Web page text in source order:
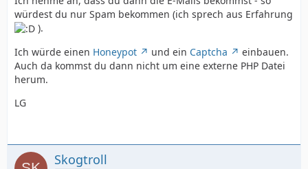
würdest du nur Spam bekommen (ich sprech aus Erfahrung
).
Ich würde einen Honeypot und ein Captcha
einbauen.
Auch da kommst du dann nicht um eine externe PHP Datei
herum.
LG
Skogtroll